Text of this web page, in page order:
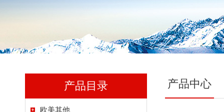
产品目录
欧美其他
产品中心